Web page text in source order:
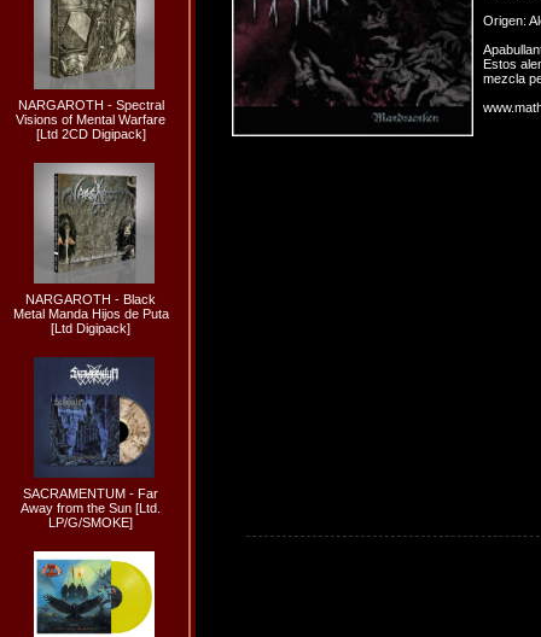
NARGAROTH - Spectral
Visions of Mental Warfare
[Ltd 2CD Digipack]
NARGAROTH - Black
Metal Manda Hijos de Puta
[Ltd Digipack]
SACRAMENTUM - Far
Away from the Sun [Ltd.
LP/G/SMOKE]
Origen:
Estos
mezcla